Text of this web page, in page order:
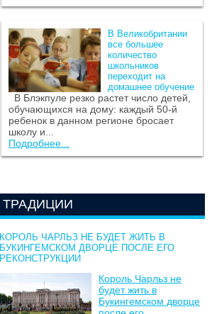
В Великобритании
все большее
количество
школьников
переходит на
домашнее обучение
В Блэкпуле резко растет число детей,
обучающихся на дому: каждый 50-й
ребенок в данном регионе бросает
школу и...
Подробнее...
ТРАДИЦИИ
КОРОЛЬ ЧАРЛЬЗ НЕ БУДЕТ ЖИТЬ В
БУКИНГЕМСКОМ ДВОРЦЕ ПОСЛЕ ЕГО
РЕКОНСТРУКЦИИ
Король Чарльз не
будет жить в
Букингемском дворце